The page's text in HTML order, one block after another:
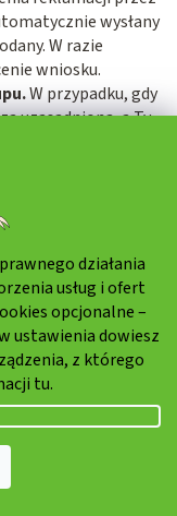
działania
usług i ofert
opcjonalne –
ustawienia dowiesz
z którego
tu.
wysłany
W razie
wniosku.
W przypadku, gdy
uzasadnioną, a Ty
zakupu jako
prześlemy Ci
z powrotem na
w ciągu 10 dni
Ciebie
reklamacji.
Masz
towar w ciągu 30
Cię o
upływie tego
opłatę za
ust. 1 w związku
w wysokości 4